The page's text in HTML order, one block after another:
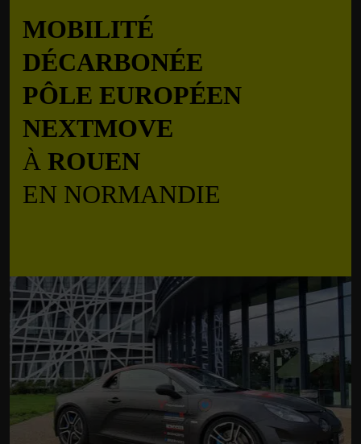
MOBILITÉ
DÉCARBONÉE
PÔLE EUROPÉEN
NEXTMOVE
À ROUEN
EN NORMANDIE